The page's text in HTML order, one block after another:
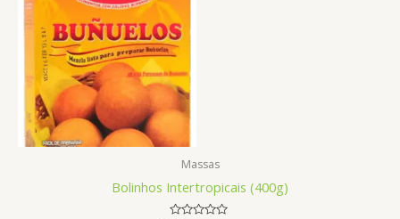
Massas
Bolinhos Intertropicais (400g)